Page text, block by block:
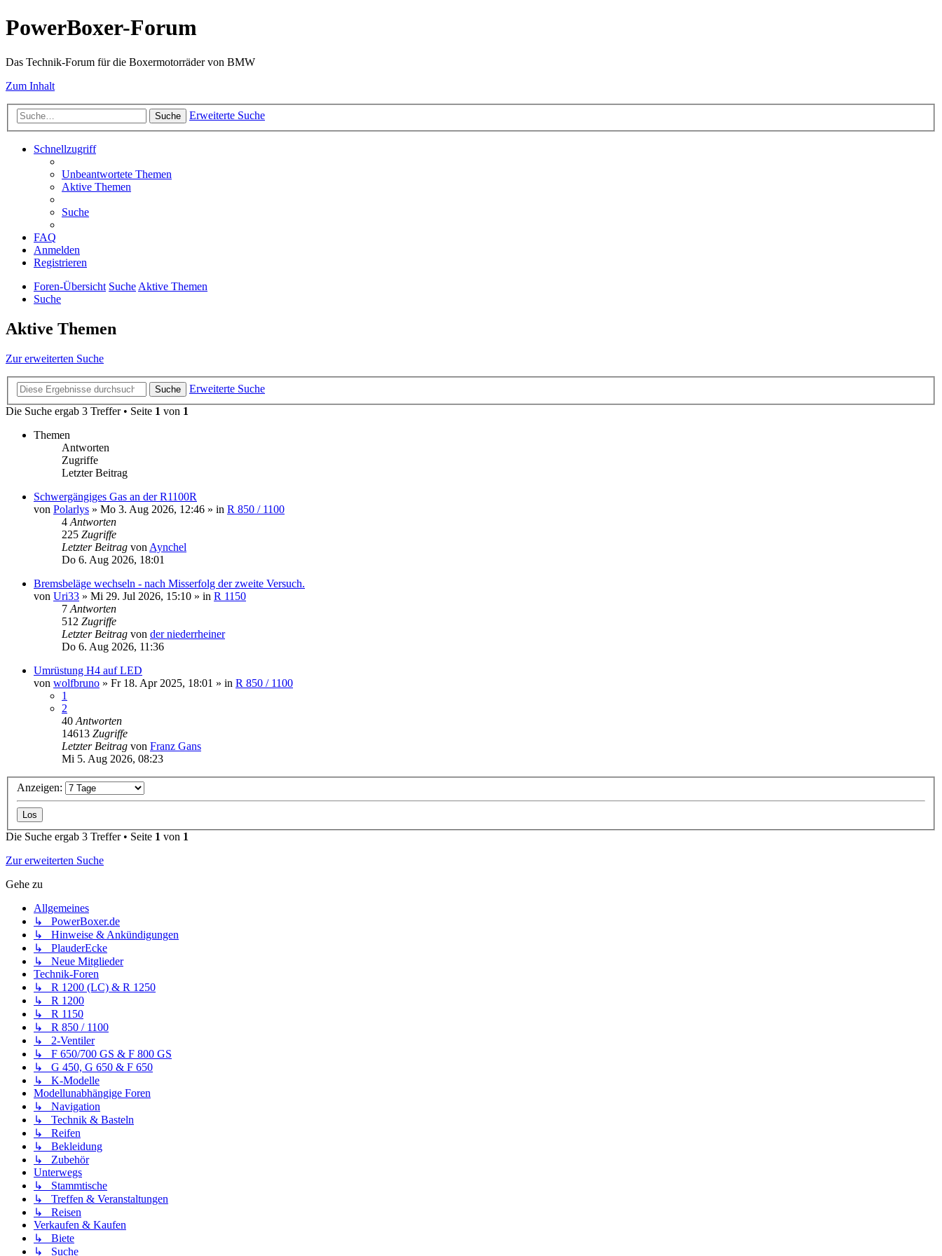
PowerBoxer-Forum
Das Technik-Forum für die Boxermotorräder von BMW
Zum Inhalt
Suche Erweiterte Suche
Schnellzugriff
Unbeantwortete Themen
Aktive Themen
Suche
FAQ
Anmelden
Registrieren
Foren-Übersicht SucheAktive Themen
Suche
Aktive Themen
Zur erweiterten Suche
Suche
Erweiterte Suche
Die Suche ergab 3 Treffer • Seite 1 von 1
Themen
Antworten
Zugriffe
Letzter Beitrag
Schwergängiges Gas an der R1100R
von Polarlys » Mo 3. Aug 2026, 12:46 » in R 850 / 1100
4 Antworten
225 Zugriffe
Letzter Beitrag von Aynchel
Do 6. Aug 2026, 18:01
Bremsbeläge wechseln - nach Misserfolg der zweite Versuch.
von Uri33 » Mi 29. Jul 2026, 15:10 » in R 1150
7 Antworten
512 Zugriffe
Letzter Beitrag von der niederrheiner
Do 6. Aug 2026, 11:36
Umrüstung H4 auf LED
von wolfbruno » Fr 18. Apr 2025, 18:01 » in R 850 / 1100
1
2
40 Antworten
14613 Zugriffe
Letzter Beitrag von Franz Gans
Mi 5. Aug 2026, 08:23
Anzeigen:
Die Suche ergab 3 Treffer • Seite 1 von 1
Zur erweiterten Suche
Gehe zu
Allgemeines
↳ PowerBoxer.de
↳ Hinweise & Ankündigungen
↳ PlauderEcke
↳ Neue Mitglieder
Technik-Foren
↳ R 1200 (LC) & R 1250
↳ R 1200
↳ R 1150
↳ R 850 / 1100
↳ 2-Ventiler
↳ F 650/700 GS & F 800 GS
↳ G 450, G 650 & F 650
↳ K-Modelle
Modellunabhängige Foren
↳ Navigation
↳ Technik & Basteln
↳ Reifen
↳ Bekleidung
↳ Zubehör
Unterwegs
↳ Stammtische
↳ Treffen & Veranstaltungen
↳ Reisen
Verkaufen & Kaufen
↳ Biete
↳ Suche